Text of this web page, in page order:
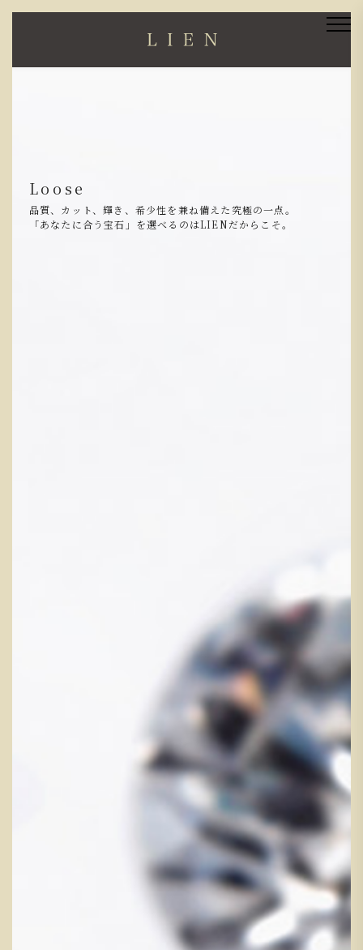
ブライダル
人生で初めて手にされる、二人だけの宝石。
だからこそ、ホンモノをお伝えしたい。
Loose
品質、カット、輝き、希少性を兼ね備えた究極の一点。
「あなたに合う宝石」を選べるのはLIENだからこそ。